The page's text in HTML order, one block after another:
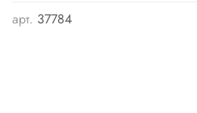
арт. 37784